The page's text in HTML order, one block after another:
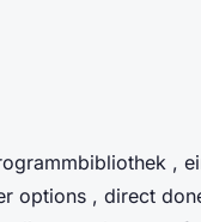
Play
,
options , direct